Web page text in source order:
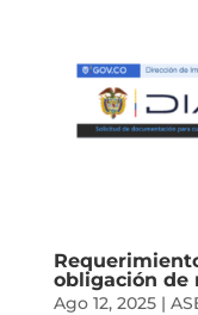
obligación de
Ago 12, 2025|